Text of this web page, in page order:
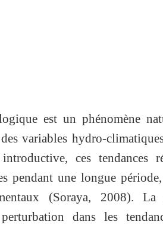
est un phénomène
variables hydro-
ces tendances
pendant une longue
(Soraya, 2008).
dans les